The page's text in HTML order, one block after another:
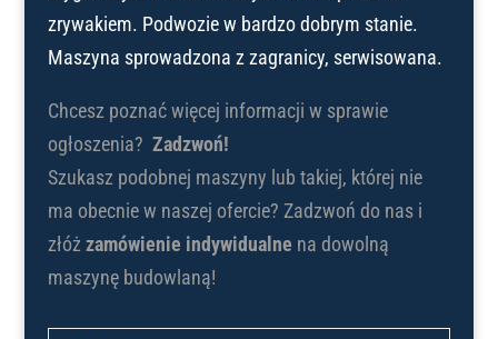
zrywakiem. Podwozie w bardzo dobrym stanie.
Maszyna sprowadzona z zagranicy, serwisowana.
Chcesz poznać więcej informacji w sprawie
ogłoszenia? Zadzwoń!
Szukasz podobnej maszyny lub takiej, której nie
ma obecnie w naszej ofercie? Zadzwoń do nas i
złóżzamówienie indywidualne na dowolną
maszynę budowlaną!